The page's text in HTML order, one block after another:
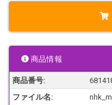
ないか。そう閃いたのです。
決行したのはまた別の日で
って、XXの子もちらほら居
ような手作りネームプレー
「ちょっとすいません」
商品情報
商品番号:
ファイル名: